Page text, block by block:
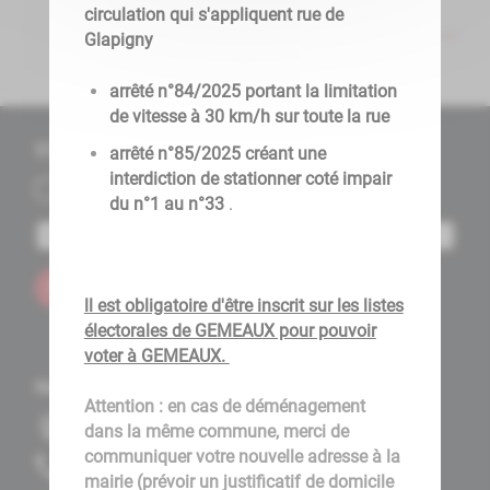
circulation qui s'appliquent rue de
Glapigny
arrêté n°84/2025 portant la limitation
de vitesse à 30 km/h sur toute la rue
arrêté n°85/2025 créant une
interdiction de stationner coté impair
du n°1 au n°33.
ll est obligatoire d'être inscrit sur les listes
électorales de GEMEAUX pour pouvoir
voter à GEMEAUX.
Attention : en cas de déménagement
dans la même commune, merci de
communiquer votre nouvelle adresse à la
mairie (prévoir un justificatif de domicile
S'inscrire à notre newsletter
Lettre d'information par défaut
Place des Halles, 21120 Gemeaux
9170590830